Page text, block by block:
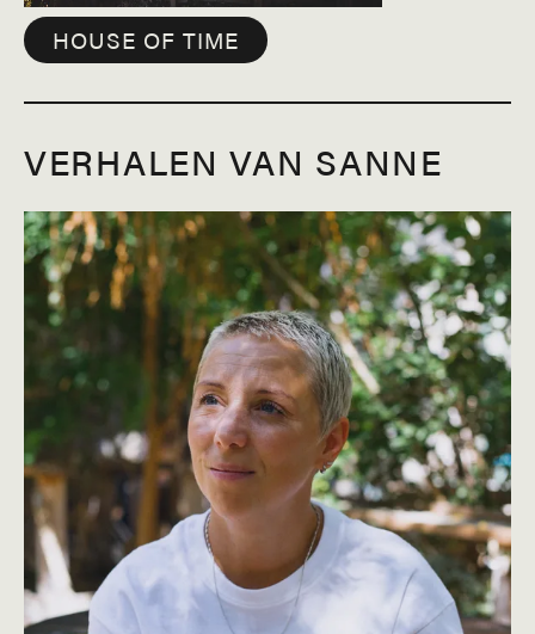
HOUSE OF TIME
VERHALEN VAN SANNE